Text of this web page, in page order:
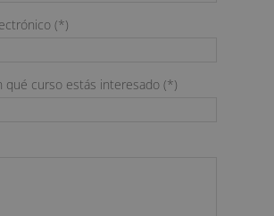
(*)
qué curso estás interesado (*)